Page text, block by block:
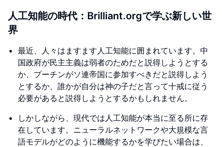
人工知能の時代：Brilliant.orgで学ぶ新しい世
界
最近、人々はますます人工知能に囲まれています。中
国政府が民主主義は弱者のためだと説得しようとする
か、プーチンがソ連帝国に参加すべきだと説得しよう
とするか、誰かが自分は神の子だと言って十戒に従う
必要があると説得しようとするかもしれません。
しかしながら、現代では人工知能が本当に至る所に存
在しています。ニューラルネットワークや大規模な言
語モデルがどのように機能するかを学びたい場合は、